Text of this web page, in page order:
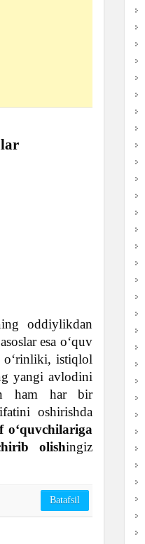
oddiylikdan
esa o‘quv
o‘rinliki, istiqlol
yangi avlodini
ham har bir
oshirishda
o‘quvchilariga
olishingiz
Batafsil